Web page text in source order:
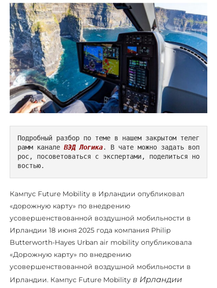
Подробный разбор по теме в нашем закрытом телег
рамм канале ВЭД Логика. В чате можно задать воп
рос, посоветоваться с экспертами, поделиться но
востью.
Кампус Future Mobility в Ирландии опубликовал
«дорожную карту» по внедрению
усовершенствованной воздушной мобильности в
Ирландии 18 июня 2025 года компания Philip
Butterworth-Hayes Urban air mobility опубликовала
«Дорожную карту» по внедрению
усовершенствованной воздушной мобильности в
Ирландии. Кампус Future Mobility в Ирландии